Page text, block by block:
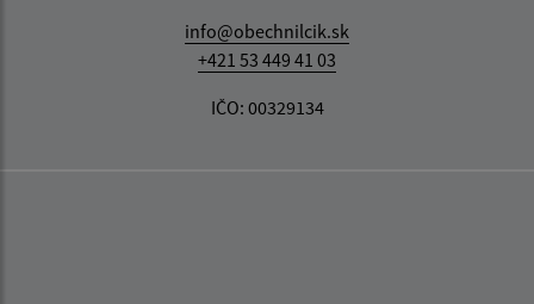
info@obechnilcik.sk
+421 53 449 41 03
IČO: 00329134